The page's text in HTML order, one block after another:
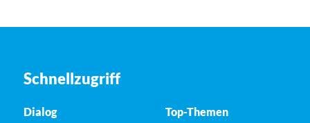
Schnellzugriff
Dialog
Top-Themen